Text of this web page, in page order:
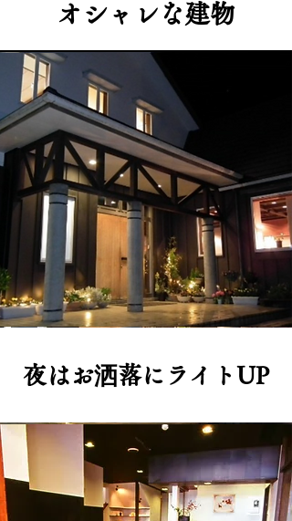
​オシャレな建物
夜はお洒落にライトUP